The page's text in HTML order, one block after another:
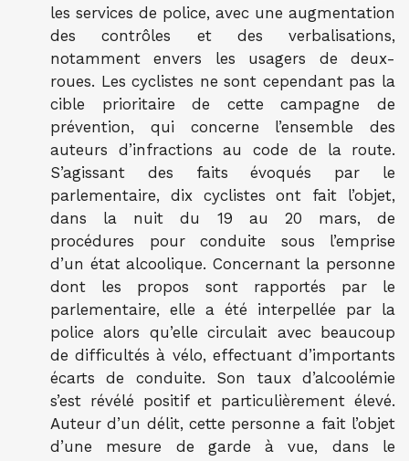
les services de police, avec une augmentation
des contrôles et des verbalisations,
notamment envers les usagers de deux-
roues. Les cyclistes ne sont cependant pas la
cible prioritaire de cette campagne de
prévention, qui concerne l’ensemble des
auteurs d’infractions au code de la route.
S’agissant des faits évoqués par le
parlementaire, dix cyclistes ont fait l’objet,
dans la nuit du 19 au 20 mars, de
procédures pour conduite sous l’emprise
d’un état alcoolique. Concernant la personne
dont les propos sont rapportés par le
parlementaire, elle a été interpellée par la
police alors qu’elle circulait avec beaucoup
de difficultés à vélo, effectuant d’importants
écarts de conduite. Son taux d’alcoolémie
s’est révélé positif et particulièrement élevé.
Auteur d’un délit, cette personne a fait l’objet
d’une mesure de garde à vue, dans le